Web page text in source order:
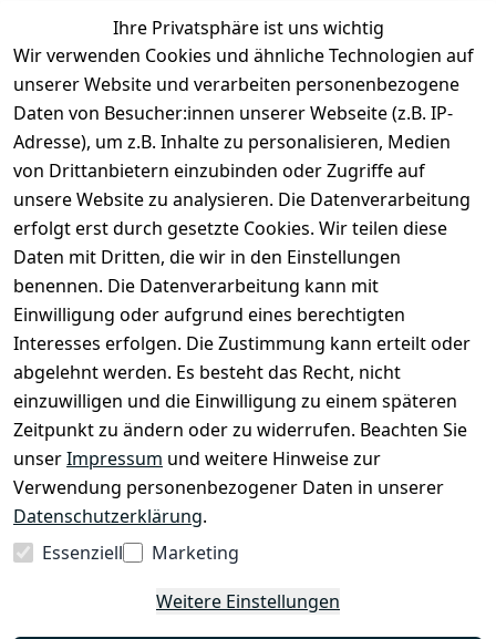
inkl. ges. MwSt
1
Ihre Privatsphäre ist uns wichtig
Wir verwenden Cookies und ähnliche Technologien auf
unserer Website und verarbeiten personenbezogene
Daten von Besucher:innen unserer Webseite (z.B. IP-
Adresse), um z.B. Inhalte zu personalisieren, Medien
von Drittanbietern einzubinden oder Zugriffe auf
unsere Website zu analysieren. Die Datenverarbeitung
erfolgt erst durch gesetzte Cookies. Wir teilen diese
Daten mit Dritten, die wir in den Einstellungen
benennen. Die Datenverarbeitung kann mit
Einwilligung oder aufgrund eines berechtigten
Interesses erfolgen. Die Zustimmung kann erteilt oder
abgelehnt werden. Es besteht das Recht, nicht
einzuwilligen und die Einwilligung zu einem späteren
Zeitpunkt zu ändern oder zu widerrufen. Beachten Sie
unserImpressum und weitere Hinweise zur
Verwendung personenbezogener Daten in unserer
Datenschutzerklärung.
Essenziell
Marketing
Weitere Einstellungen
Rechtliches
AGB
Impressum
Datenschutze
rklärung
Widerrufsrec
Zahlung &
Services
Registrieren
Kontakt
Kontaktformu
lar
Über uns
Zahlung
und
Versand